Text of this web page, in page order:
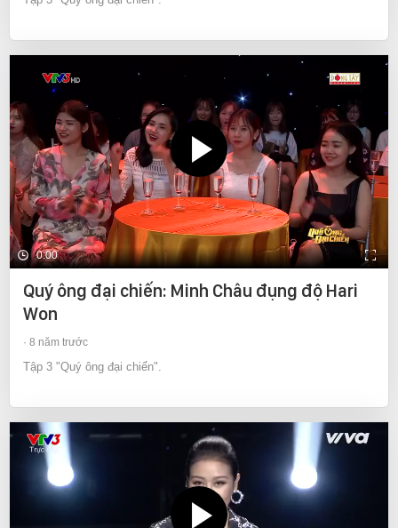
0:00
Quý ông đại chiến: Minh Châu đụng độ Hari
Won
8 năm trước
Tập 3 "Quý ông đại chiến".